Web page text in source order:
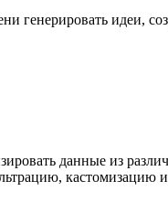
генерировать идеи,
данные из
кастомизацию